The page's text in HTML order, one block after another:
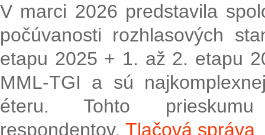
V marci 2026 predstavila
počúvanosti rozhlasových
etapu 2025 + 1. až 2. etapu
MML-TGI a sú
éteru. Tohto
respondentov. Tlačová správa